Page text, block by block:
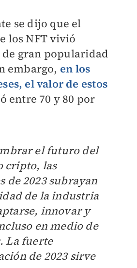
se dijo que el
los NFT vivió
gran popularidad
embargo, en los
el valor de estos
entre 70 y 80 por
el futuro del
cripto, las
de 2023 subrayan
de la industria
innovar y
en medio de
La fuerte
de 2023 sirve